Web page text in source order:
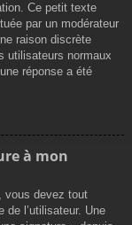
Ce petit texte
par un modérateur
raison discrète
utilisateurs normaux
réponse a été
à mon
vous devez tout
de l’utilisateur. Une